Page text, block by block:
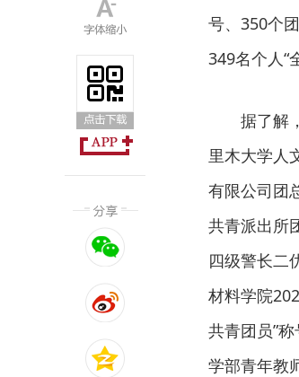
号、350个
349名个人“
据了解
里木大学人
有限公司团
共青派出所
四级警长二
材料学院
共青团员”
学部青年教